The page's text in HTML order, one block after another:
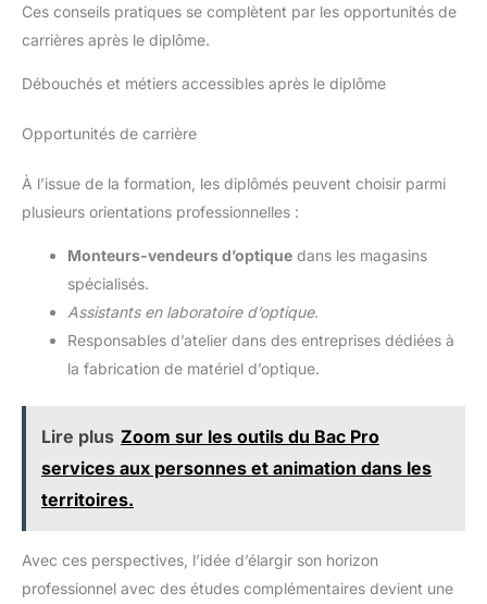
Ces conseils pratiques se complètent par les opportunités de
carrières après le diplôme.
Débouchés et métiers accessibles après le diplôme
Opportunités de carrière
À l’issue de la formation, les diplômés peuvent choisir parmi
plusieurs orientations professionnelles :
Monteurs-vendeurs d’optique dans les magasins
spécialisés.
Assistants en laboratoire d’optique.
Responsables d’atelier dans des entreprises dédiées à
la fabrication de matériel d’optique.
Lire plus Zoom sur les outils du Bac Pro
services aux personnes et animation dans les
territoires.
Avec ces perspectives, l’idée d’élargir son horizon
professionnel avec des études complémentaires devient une